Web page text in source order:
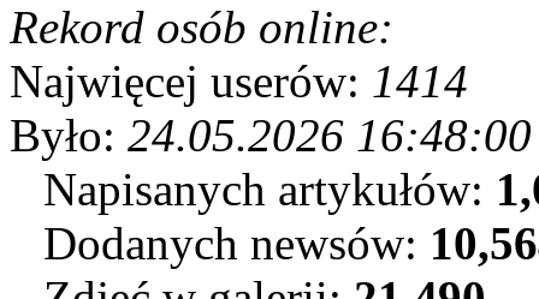
Rekord osób online:
Najwięcej userów: 1414
Było: 24.05.2026 16:48:00
Napisanych artykułów:
Dodanych newsów: